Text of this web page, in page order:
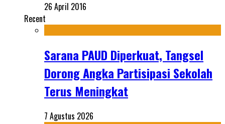
26 April 2016
Recent
Sarana PAUD Diperkuat, Tangsel
Dorong Angka Partisipasi Sekolah
Terus Meningkat
7 Agustus 2026